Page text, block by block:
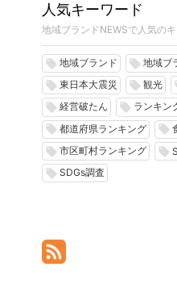
人気キーワード
地域ブランドNEWSで人気の
local_offer 地域ブランド local_offer 地域ブ
local_offer 東日本大震災 local_offer 観光
local_offer 経営破たん local_offer ランキン
local_offer 都道府県ランキング local_offer
local_offer 市区町村ランキング local_offer
local_offer SDGs調査